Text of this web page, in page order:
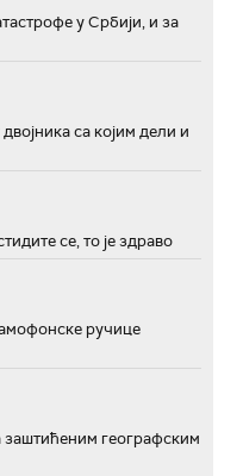
у Србији, и за
са којим дели и
се, то је здраво
ручице
географским